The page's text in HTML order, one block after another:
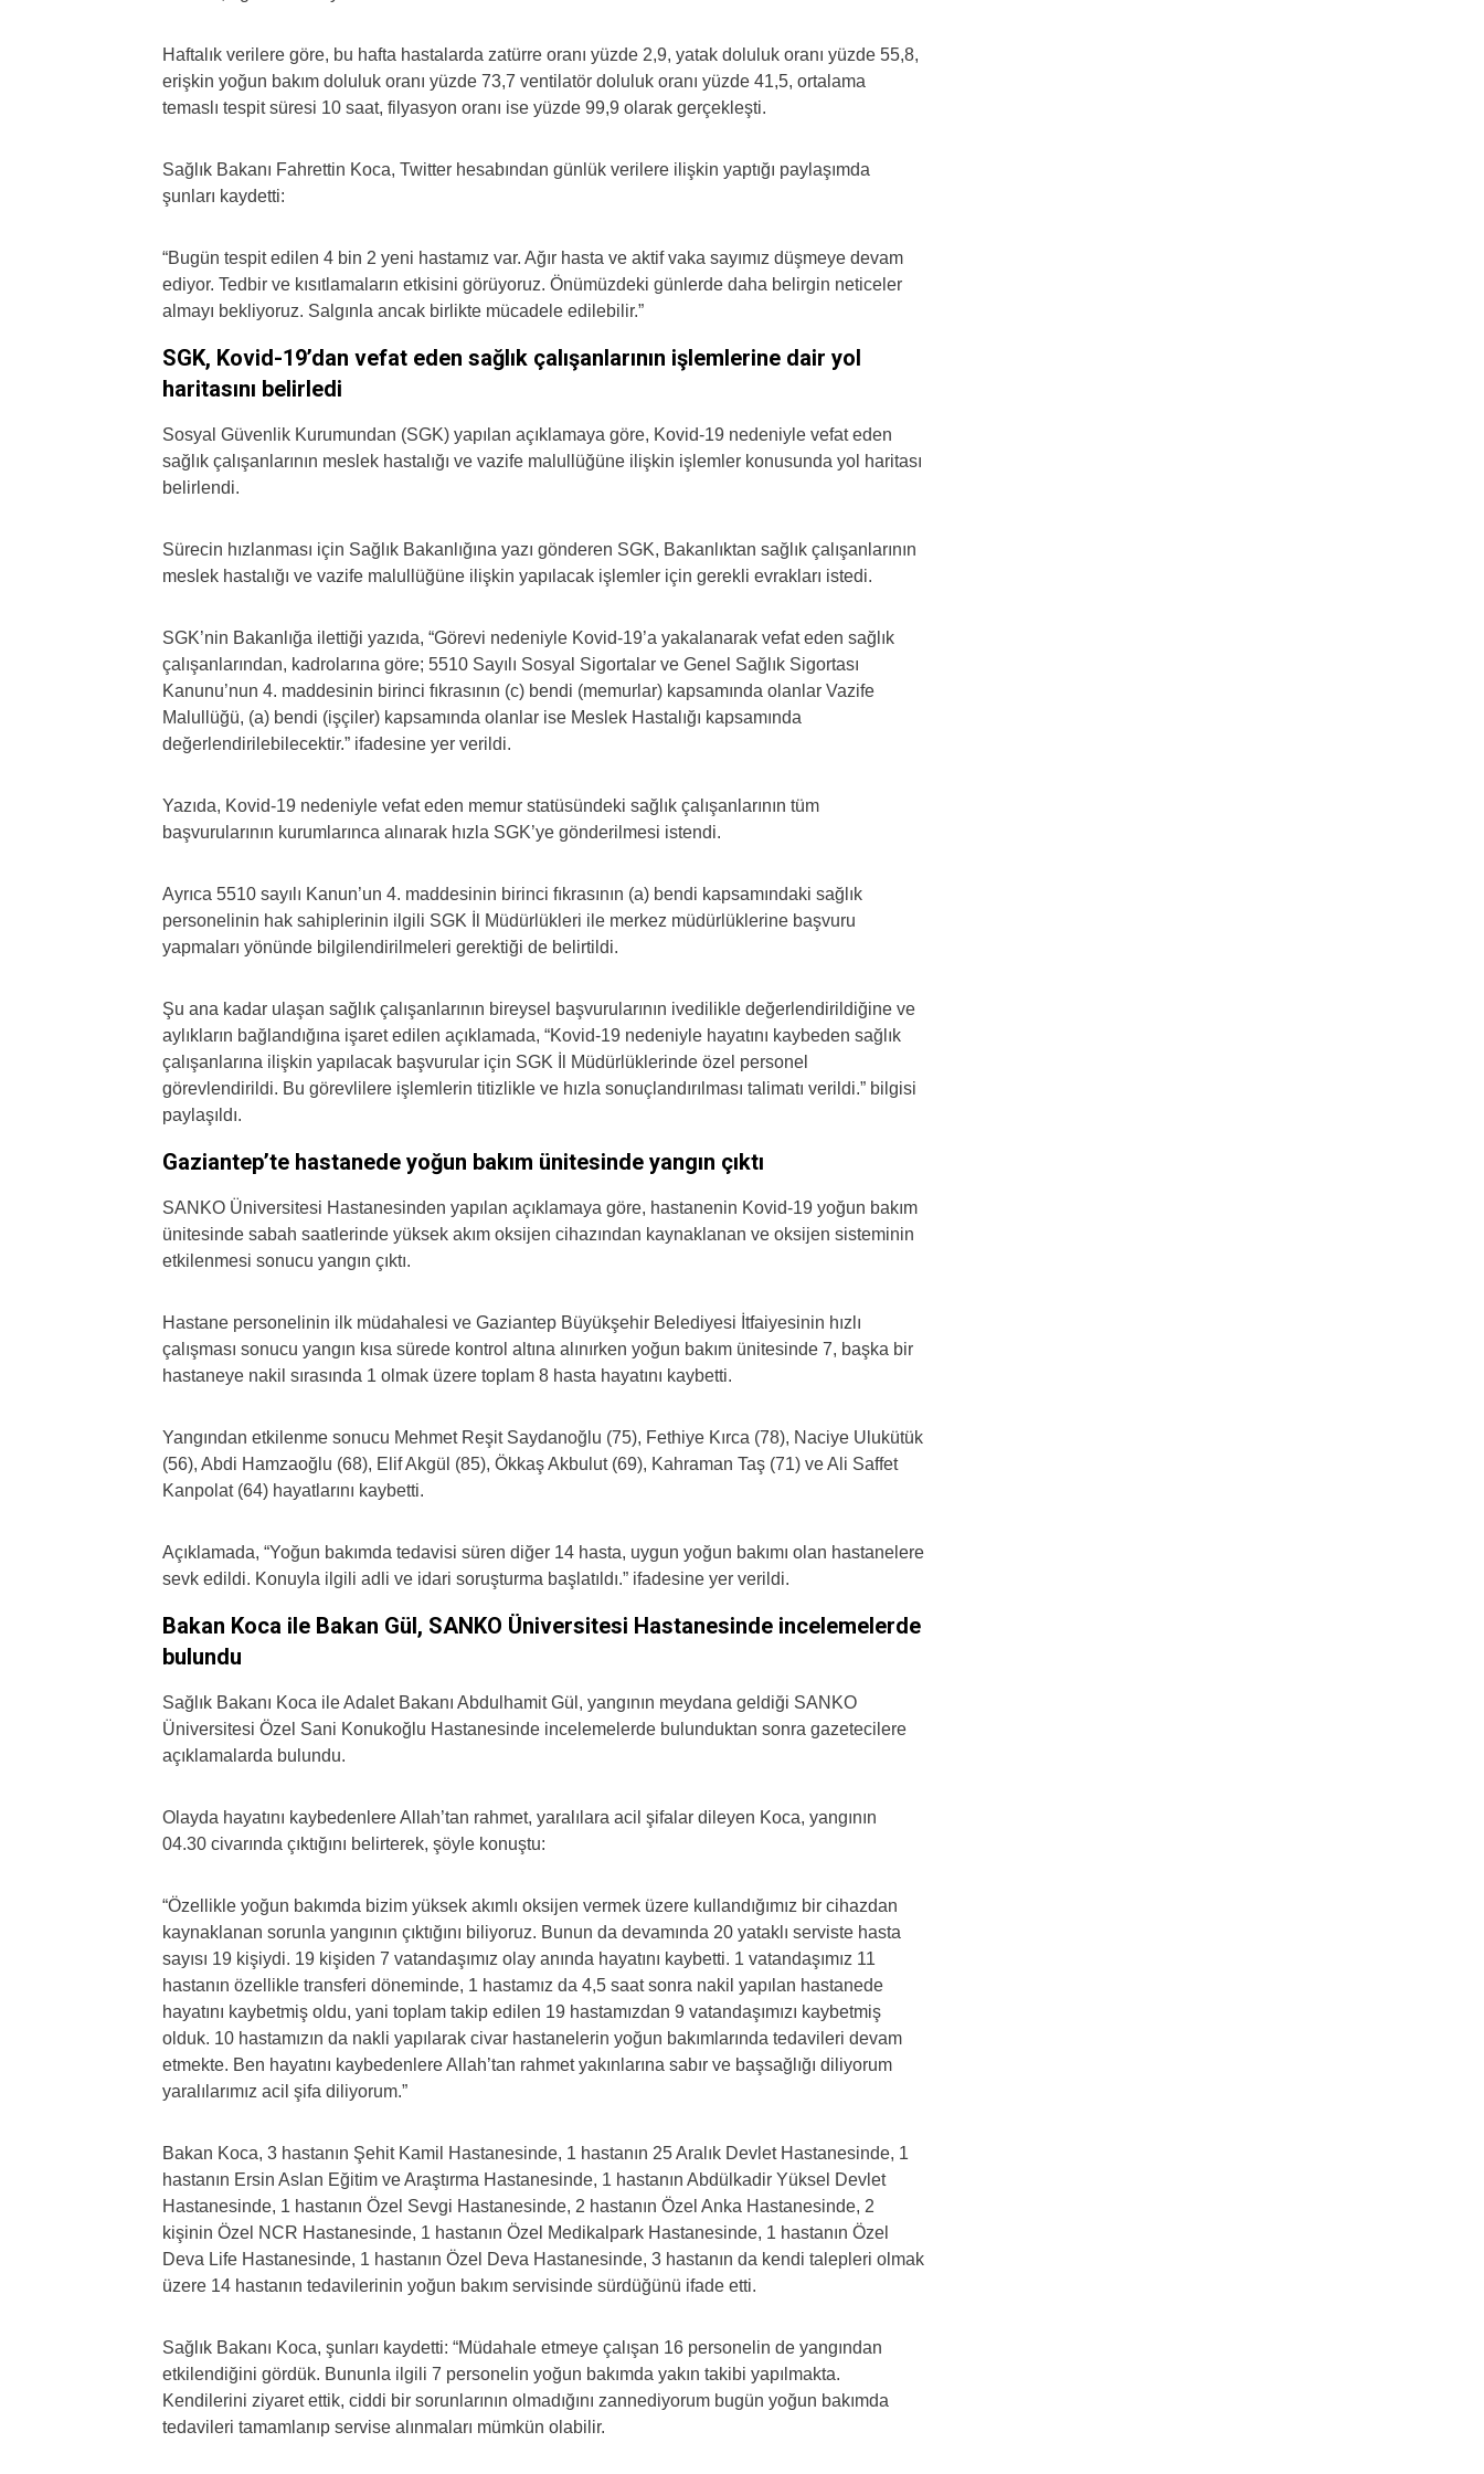
Haftalık verilere göre, bu hafta hastalarda zatürre oranı yüzde 2,9, yatak doluluk oranı yüzde 55,8,
erişkin yoğun bakım doluluk oranı yüzde 73,7 ventilatör doluluk oranı yüzde 41,5, ortalama
temaslı tespit süresi 10 saat, filyasyon oranı ise yüzde 99,9 olarak gerçekleşti.
Sağlık Bakanı Fahrettin Koca, Twitter hesabından günlük verilere ilişkin yaptığı paylaşımda
şunları kaydetti:
“Bugün tespit edilen 4 bin 2 yeni hastamız var. Ağır hasta ve aktif vaka sayımız düşmeye devam
ediyor. Tedbir ve kısıtlamaların etkisini görüyoruz. Önümüzdeki günlerde daha belirgin neticeler
almayı bekliyoruz. Salgınla ancak birlikte mücadele edilebilir.”
SGK, Kovid-19’dan vefat eden sağlık çalışanlarının işlemlerine dair yol
haritasını belirledi
Sosyal Güvenlik Kurumundan (SGK) yapılan açıklamaya göre, Kovid-19 nedeniyle vefat eden
sağlık çalışanlarının meslek hastalığı ve vazife malullüğüne ilişkin işlemler konusunda yol haritası
belirlendi.
Sürecin hızlanması için Sağlık Bakanlığına yazı gönderen SGK, Bakanlıktan sağlık çalışanlarının
meslek hastalığı ve vazife malullüğüne ilişkin yapılacak işlemler için gerekli evrakları istedi.
SGK’nin Bakanlığa ilettiği yazıda, “Görevi nedeniyle Kovid-19’a yakalanarak vefat eden sağlık
çalışanlarından, kadrolarına göre; 5510 Sayılı Sosyal Sigortalar ve Genel Sağlık Sigortası
Kanunu’nun 4. maddesinin birinci fıkrasının (c) bendi (memurlar) kapsamında olanlar Vazife
Malullüğü, (a) bendi (işçiler) kapsamında olanlar ise Meslek Hastalığı kapsamında
değerlendirilebilecektir.” ifadesine yer verildi.
Yazıda, Kovid-19 nedeniyle vefat eden memur statüsündeki sağlık çalışanlarının tüm
başvurularının kurumlarınca alınarak hızla SGK’ye gönderilmesi istendi.
Ayrıca 5510 sayılı Kanun’un 4. maddesinin birinci fıkrasının (a) bendi kapsamındaki sağlık
personelinin hak sahiplerinin ilgili SGK İl Müdürlükleri ile merkez müdürlüklerine başvuru
yapmaları yönünde bilgilendirilmeleri gerektiği de belirtildi.
Şu ana kadar ulaşan sağlık çalışanlarının bireysel başvurularının ivedilikle değerlendirildiğine ve
aylıkların bağlandığına işaret edilen açıklamada, “Kovid-19 nedeniyle hayatını kaybeden sağlık
çalışanlarına ilişkin yapılacak başvurular için SGK İl Müdürlüklerinde özel personel
görevlendirildi. Bu görevlilere işlemlerin titizlikle ve hızla sonuçlandırılması talimatı verildi.” bilgisi
paylaşıldı.
Gaziantep’te hastanede yoğun bakım ünitesinde yangın çıktı
SANKO Üniversitesi Hastanesinden yapılan açıklamaya göre, hastanenin Kovid-19 yoğun bakım
ünitesinde sabah saatlerinde yüksek akım oksijen cihazından kaynaklanan ve oksijen sisteminin
etkilenmesi sonucu yangın çıktı.
Hastane personelinin ilk müdahalesi ve Gaziantep Büyükşehir Belediyesi İtfaiyesinin hızlı
çalışması sonucu yangın kısa sürede kontrol altına alınırken yoğun bakım ünitesinde 7, başka bir
hastaneye nakil sırasında 1 olmak üzere toplam 8 hasta hayatını kaybetti.
Yangından etkilenme sonucu Mehmet Reşit Saydanoğlu (75), Fethiye Kırca (78), Naciye Ulukütük
(56), Abdi Hamzaoğlu (68), Elif Akgül (85), Ökkaş Akbulut (69), Kahraman Taş (71) ve Ali Saffet
Kanpolat (64) hayatlarını kaybetti.
Açıklamada, “Yoğun bakımda tedavisi süren diğer 14 hasta, uygun yoğun bakımı olan hastanelere
sevk edildi. Konuyla ilgili adli ve idari soruşturma başlatıldı.” ifadesine yer verildi.
Bakan Koca ile Bakan Gül, SANKO Üniversitesi Hastanesinde incelemelerde
bulundu
Sağlık Bakanı Koca ile Adalet Bakanı Abdulhamit Gül, yangının meydana geldiği SANKO
Üniversitesi Özel Sani Konukoğlu Hastanesinde incelemelerde bulunduktan sonra gazetecilere
açıklamalarda bulundu.
Olayda hayatını kaybedenlere Allah’tan rahmet, yaralılara acil şifalar dileyen Koca, yangının
04.30 civarında çıktığını belirterek, şöyle konuştu:
“Özellikle yoğun bakımda bizim yüksek akımlı oksijen vermek üzere kullandığımız bir cihazdan
kaynaklanan sorunla yangının çıktığını biliyoruz. Bunun da devamında 20 yataklı serviste hasta
sayısı 19 kişiydi. 19 kişiden 7 vatandaşımız olay anında hayatını kaybetti. 1 vatandaşımız 11
hastanın özellikle transferi döneminde, 1 hastamız da 4,5 saat sonra nakil yapılan hastanede
hayatını kaybetmiş oldu, yani toplam takip edilen 19 hastamızdan 9 vatandaşımızı kaybetmiş
olduk. 10 hastamızın da nakli yapılarak civar hastanelerin yoğun bakımlarında tedavileri devam
etmekte. Ben hayatını kaybedenlere Allah’tan rahmet yakınlarına sabır ve başsağlığı diliyorum
yaralılarımız acil şifa diliyorum.”
Bakan Koca, 3 hastanın Şehit Kamil Hastanesinde, 1 hastanın 25 Aralık Devlet Hastanesinde, 1
hastanın Ersin Aslan Eğitim ve Araştırma Hastanesinde, 1 hastanın Abdülkadir Yüksel Devlet
Hastanesinde, 1 hastanın Özel Sevgi Hastanesinde, 2 hastanın Özel Anka Hastanesinde, 2
kişinin Özel NCR Hastanesinde, 1 hastanın Özel Medikalpark Hastanesinde, 1 hastanın Özel
Deva Life Hastanesinde, 1 hastanın Özel Deva Hastanesinde, 3 hastanın da kendi talepleri olmak
üzere 14 hastanın tedavilerinin yoğun bakım servisinde sürdüğünü ifade etti.
Sağlık Bakanı Koca, şunları kaydetti: “Müdahale etmeye çalışan 16 personelin de yangından
etkilendiğini gördük. Bununla ilgili 7 personelin yoğun bakımda yakın takibi yapılmakta.
Kendilerini ziyaret ettik, ciddi bir sorunlarının olmadığını zannediyorum bugün yoğun bakımda
tedavileri tamamlanıp servise alınmaları mümkün olabilir.